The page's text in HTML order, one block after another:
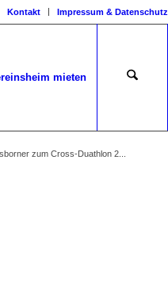
Kontakt Impressum & Datenschutz
mieten
zum Cross-Duathlon 2...